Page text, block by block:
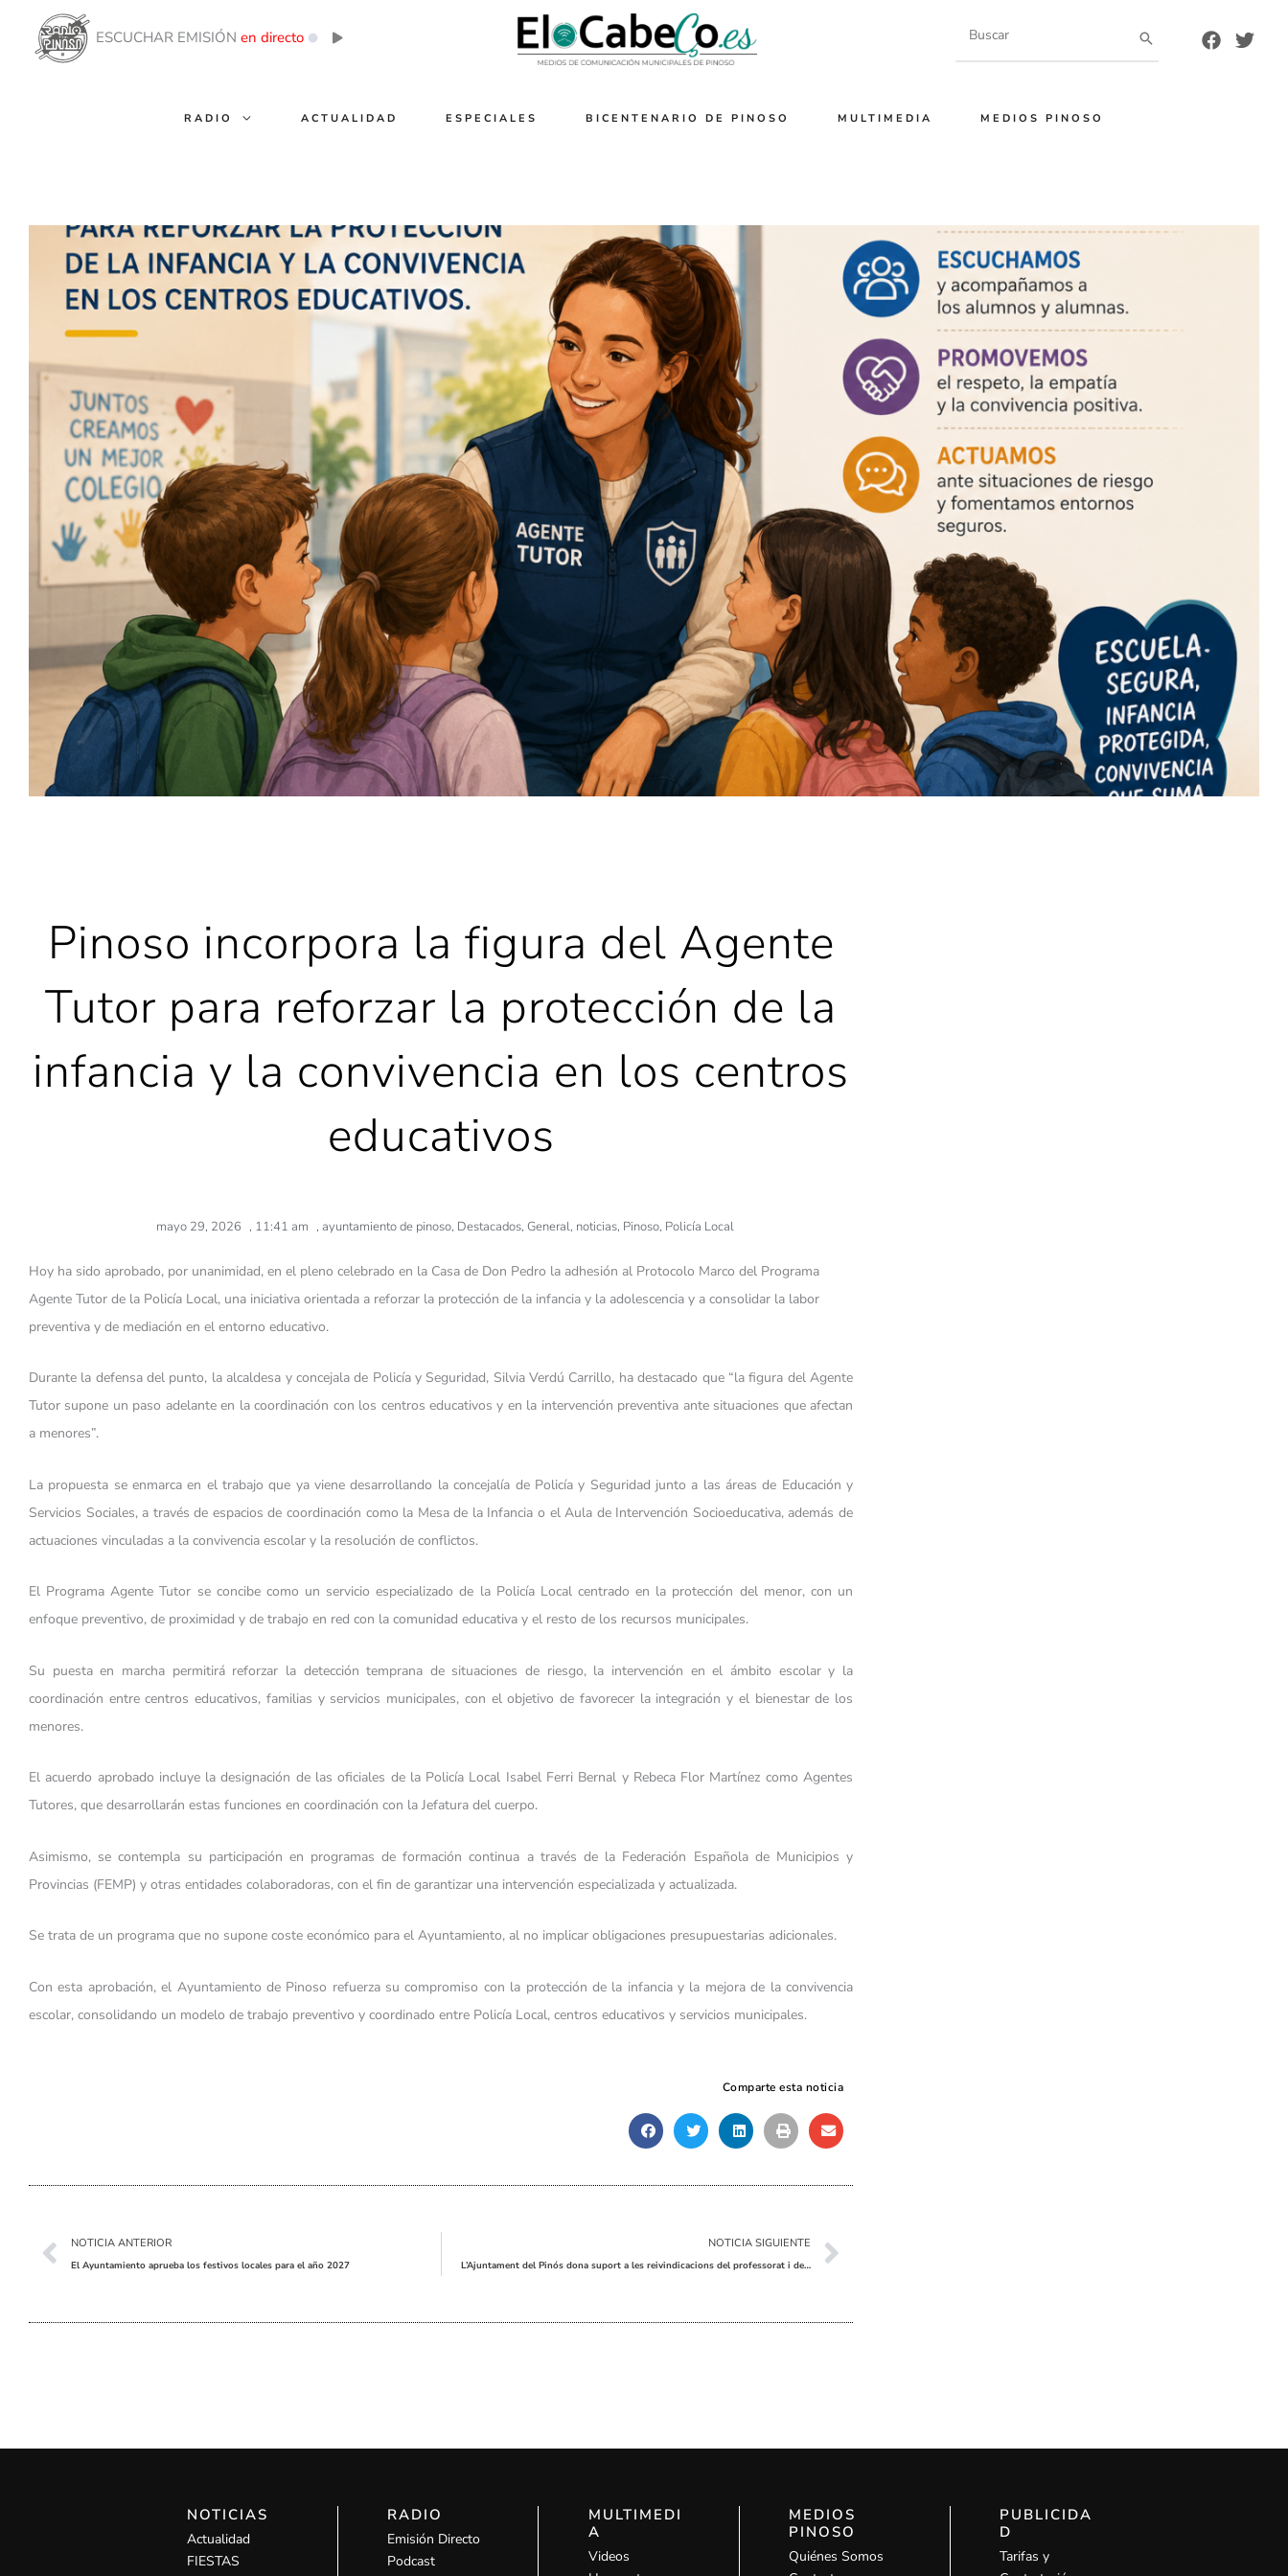
contenido
ESCUCHAR EMISIÓN en directo
por:
RADIO ACTUALIDAD ESPECIALES BICENTENARIO DE PINOSO MULTIMEDIA MEDIOS PINOSO
Pinoso incorpora la figura del Agente
Tutor para reforzar la protección de la
infancia y la convivencia en los centros
educativos
mayo 29, 2026 , 11:41 am , ayuntamiento de pinoso, Destacados, General, noticias, Pinoso, Policía Local
Hoy ha sido aprobado, por unanimidad, en el pleno celebrado en la Casa de Don Pedro la adhesión al Protocolo Marco del Programa
Agente Tutor de la Policía Local, una iniciativa orientada a reforzar la protección de la infancia y la adolescencia y a consolidar la labor
preventiva y de mediación en el entorno educativo.
Durante la defensa del punto, la alcaldesa y concejala de Policía y Seguridad, Silvia Verdú Carrillo, ha destacado que “la figura del Agente
Tutor supone un paso adelante en la coordinación con los centros educativos y en la intervención preventiva ante situaciones que afectan
a menores”.
La propuesta se enmarca en el trabajo que ya viene desarrollando la concejalía de Policía y Seguridad junto a las áreas de Educación y
Servicios Sociales, a través de espacios de coordinación como la Mesa de la Infancia o el Aula de Intervención Socioeducativa, además de
actuaciones vinculadas a la convivencia escolar y la resolución de conflictos.
El Programa Agente Tutor se concibe como un servicio especializado de la Policía Local centrado en la protección del menor, con un
enfoque preventivo, de proximidad y de trabajo en red con la comunidad educativa y el resto de los recursos municipales.
Su puesta en marcha permitirá reforzar la detección temprana de situaciones de riesgo, la intervención en el ámbito escolar y la
coordinación entre centros educativos, familias y servicios municipales, con el objetivo de favorecer la integración y el bienestar de los
menores.
El acuerdo aprobado incluye la designación de las oficiales de la Policía Local Isabel Ferri Bernal y Rebeca Flor Martínez como Agentes
Tutores, que desarrollarán estas funciones en coordinación con la Jefatura del cuerpo.
Asimismo, se contempla su participación en programas de formación continua a través de la Federación Española de Municipios y
Provincias (FEMP) y otras entidades colaboradoras, con el fin de garantizar una intervención especializada y actualizada.
Se trata de un programa que no supone coste económico para el Ayuntamiento, al no implicar obligaciones presupuestarias adicionales.
Con esta aprobación, el Ayuntamiento de Pinoso refuerza su compromiso con la protección de la infancia y la mejora de la convivencia
escolar, consolidando un modelo de trabajo preventivo y coordinado entre Policía Local, centros educativos y servicios municipales.
Comparte esta noticia
AntNOTICIA ANTERIOR
El Ayuntamiento aprueba los festivos locales para el año 2027
NOTICIA SIGUIENTE
L’Ajuntament del Pinós dona suport a les reivindicacions del professorat i defensa l’educació pública
Siguiente
NOTICIAS
Actualidad
FIESTAS
RADIO
Emisión Directo
Podcast
MULTIMEDI
A
Videos
MEDIOS
PINOSO
Quiénes Somos
PUBLICIDA
D
Tarifas y